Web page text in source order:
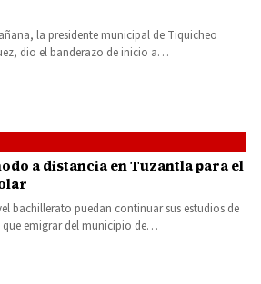
la presidente municipal de Tiquicheo
dio el banderazo de inicio a…
a distancia en Tuzantla para el
bachillerato puedan continuar sus estudios de
que emigrar del municipio de…